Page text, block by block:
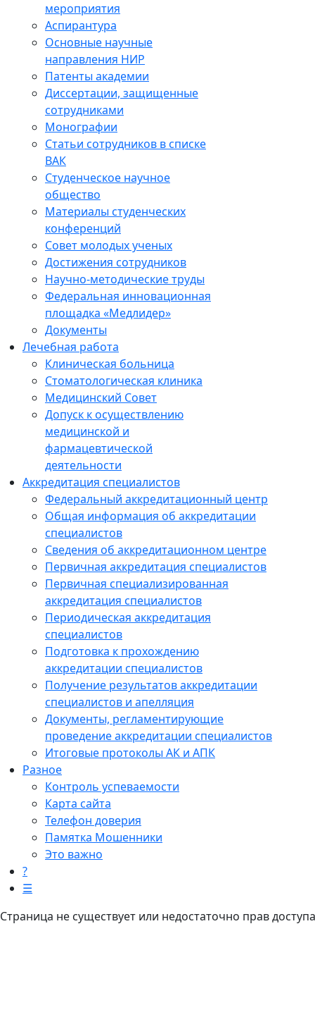
мероприятия
Аспирантура
Основные научные
направления НИР
Патенты академии
Диссертации, защищенные
сотрудниками
Монографии
Статьи сотрудников в списке
ВАК
Студенческое научное
общество
Материалы студенческих
конференций
Совет молодых ученых
Достижения сотрудников
Научно-методические труды
Федеральная инновационная
площадка «Медлидер»
Документы
Лечебная работа
Клиническая больница
Стоматологическая клиника
Медицинский Совет
Допуск к осуществлению
медицинской и
фармацевтической
деятельности
Аккредитация специалистов
Федеральный аккредитационный центр
Общая информация об аккредитации
специалистов
Сведения об аккредитационном центре
Первичная аккредитация специалистов
Первичная специализированная
аккредитация специалистов
Периодическая аккредитация
специалистов
Подготовка к прохождению
аккредитации специалистов
Получение результатов аккредитации
специалистов и апелляция
Документы, регламентирующие
проведение аккредитации специалистов
Итоговые протоколы АК и АПК
Разное
Контроль успеваемости
Карта сайта
Телефон доверия
Памятка Мошенники
Это важно
?
☰
Страница не существует или недостаточно прав доступа